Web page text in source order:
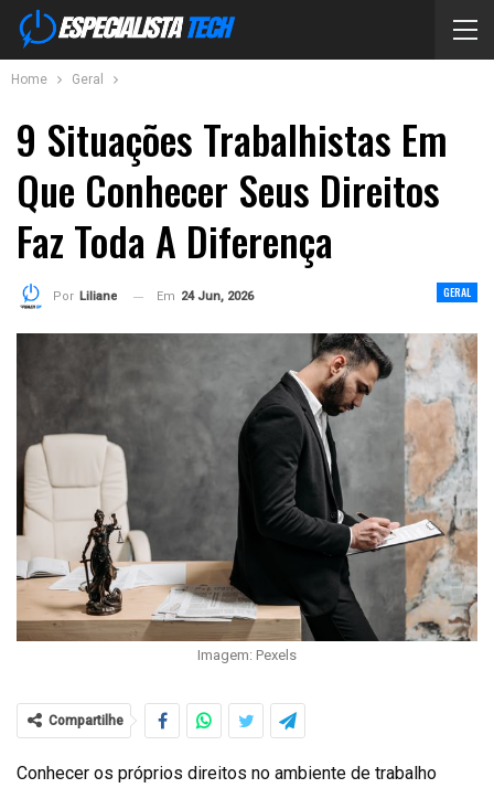
Home Geral
9 Situações Trabalhistas Em
Que Conhecer Seus Direitos
Faz Toda A Diferença
GERAL
Por Liliane Em 24 Jun, 2026
Imagem: Pexels
Compartilhe
Conhecer os próprios direitos no ambiente de trabalho